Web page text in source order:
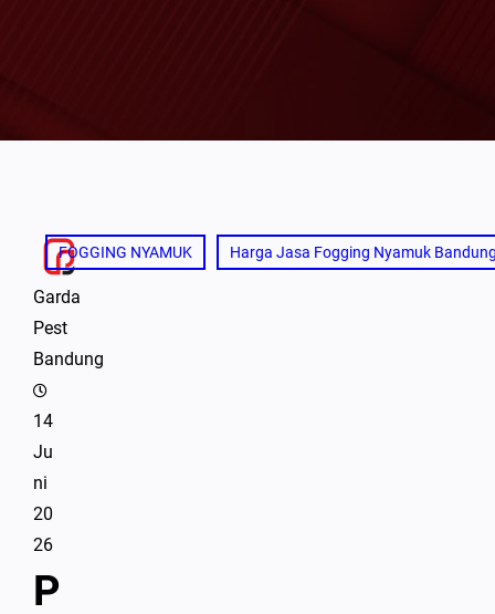
Garda
Pest
Bandung
14
Ju
ni
20
26
P
FOGGING NYAMUK Harga Jasa Fogging Nyamuk Bandung